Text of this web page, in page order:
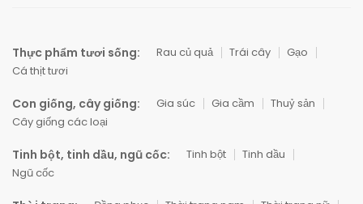
Thực phẩm tươi sống: Rau củ quả Trái cây
Gạo
Cá thịt tươi
Con giống, cây giống: Gia súc Gia cầm
Thuỷ sản
Cây giống các loại
Tinh bột, tinh dầu, ngũ cốc: Tinh bột
Tinh dầu
Ngũ cốc